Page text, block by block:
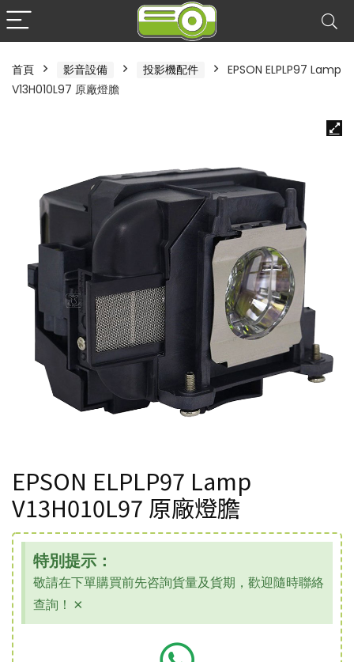
首頁 影音設備 投影機配件
EPSON ELPLP97 Lamp
V13H010L97 原廠燈膽
EPSON ELPLP97 Lamp
V13H010L97 原廠燈膽
特別提示：
敬請在下單購買前先咨詢貨量及貨期，歡迎隨時聯絡
查詢！ ×